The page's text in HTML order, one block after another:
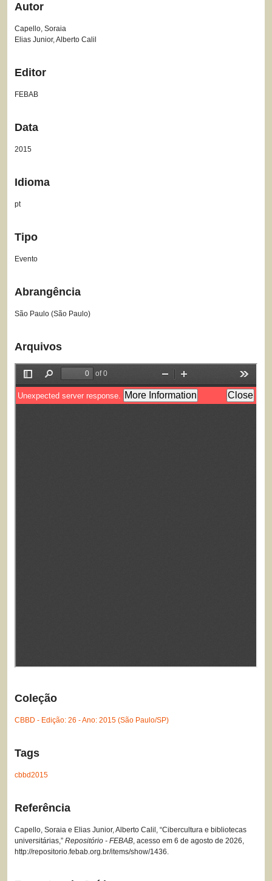
Autor
Capello, Soraia
Elias Junior, Alberto Calil
Editor
FEBAB
Data
2015
Idioma
pt
Tipo
Evento
Abrangência
São Paulo (São Paulo)
Arquivos
Coleção
CBBD - Edição: 26 - Ano: 2015 (São Paulo/SP)
Tags
cbbd2015
Referência
Capello, Soraia e Elias Junior, Alberto Calil, “Cibercultura e bibliotecas
universitárias,” Repositório - FEBAB, acesso em 6 de agosto de 2026,
http://repositorio.febab.org.br/items/show/1436.